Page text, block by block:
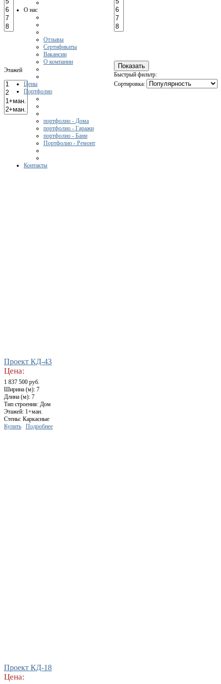
О нас
Отзывы
Сертификаты
Вакансии
О компании
Цены
Портфолио
портфолио - Дома
портфолио - Гаражи
портфолио - Бани
Портфолио - Ремонт
Контакты
Этажей
Быстрый фильтр:
Сортировка:
Проект КД-43
Цена:
1 837 500 руб.
Ширина (м): 7
Длина (м): 7
Тип строения: Дом
Этажей: 1+ман.
Стены: Каркасные
Купить
Подробнее
Проект КД-18
Цена: